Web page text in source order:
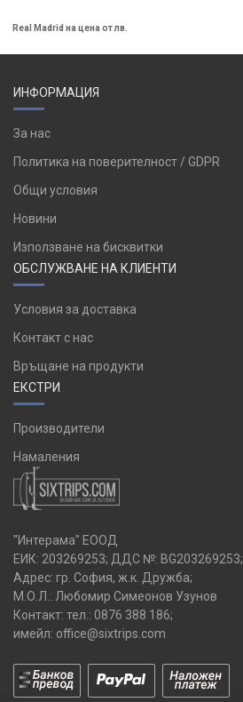
Real Madrid на цена от лв.
ИНФОРМАЦИЯ
За нас
Политика на поверителност / GDPR
Общи условия
Новини
Използване на бисквитки
ОБСЛУЖВАНЕ НА КЛИЕНТИ
Условия за доставка
Контакт с нас
Връщане на продукти
ЕКСТРИ
Производители
Намаления
"Интерама" ЕООД
ЕИК: 203269253; ДДС №: BG203269253;
Адрес: гр. София, ж.к. Дружба;
М.О.Л.: Любомир Симеонов Узунов
Контакт: тел.: 0876 388 186;
имейл: office@sixtrips.com